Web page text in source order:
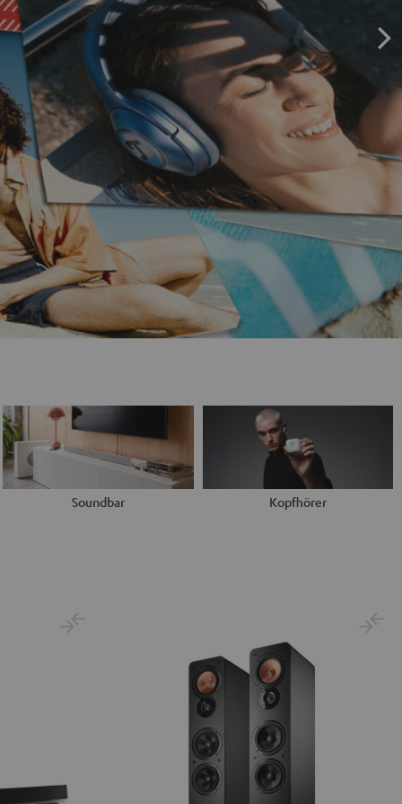
Soundbar Kopfhörer